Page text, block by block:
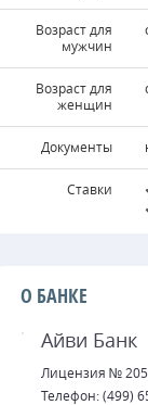
Возраст для
мужчин
Возраст для
женщин
Документы
Ставки
О БАНКЕ
Айви Банк
Лицензия №
Телефон: (499)